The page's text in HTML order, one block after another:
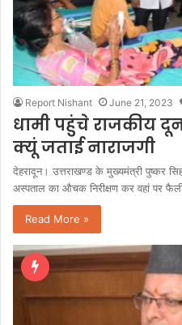
Report Nishant June 21, 2023
धामी पहुंचे राजकीय
क्यूं जताई नाराजगी
देहरादून। उत्तराखण्ड के मुख्यमंत्री पुष्कर
अस्पताल का औचक निरीक्षण कर वहां पर
Read More »